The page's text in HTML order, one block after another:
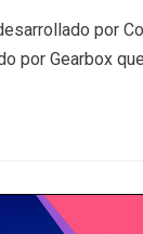
por
por Gearbox